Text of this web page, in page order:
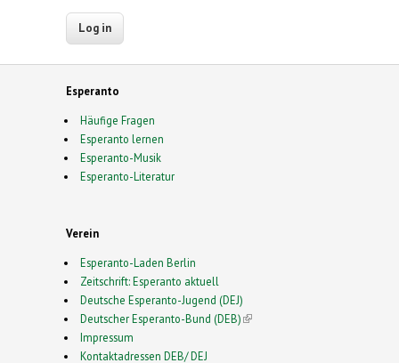
Esperanto
Häufige Fragen
Esperanto lernen
Esperanto-Musik
Esperanto-Literatur
Verein
Esperanto-Laden Berlin
Zeitschrift: Esperanto aktuell
Deutsche Esperanto-Jugend (DEJ)
Deutscher Esperanto-Bund (DEB)(link is external)
Impressum
Kontaktadressen DEB/ DEJ